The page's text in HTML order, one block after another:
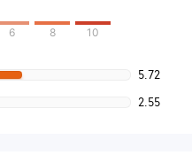
6 8 10
5.72
2.55